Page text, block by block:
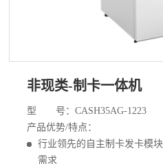
非现类-制卡一体机
型 号：CASH35AG-1223
产品优势/特点：
行业领先的自主制卡发卡模
需求